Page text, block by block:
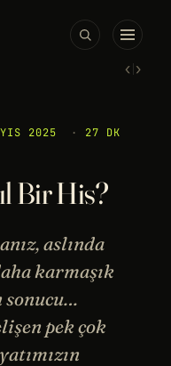
‹›
2025 ·
27 DK
Bir His?
aslında
karmaşık
pek çok